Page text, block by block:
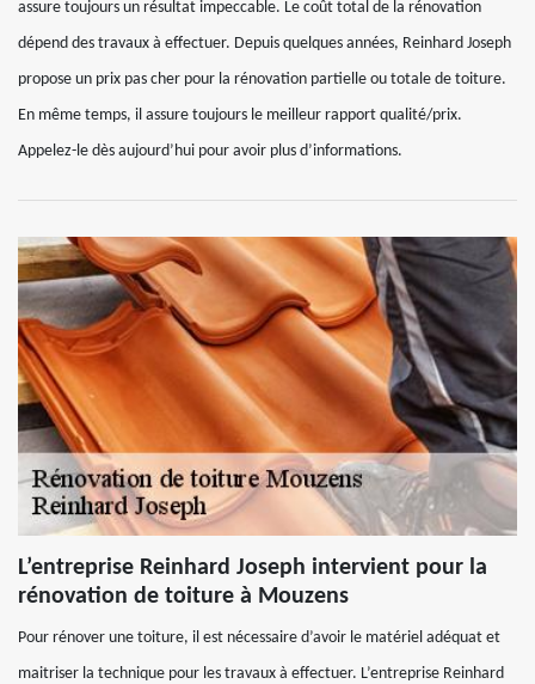
assure toujours un résultat impeccable. Le coût total de la rénovation
dépend des travaux à effectuer. Depuis quelques années, Reinhard Joseph
propose un prix pas cher pour la rénovation partielle ou totale de toiture.
En même temps, il assure toujours le meilleur rapport qualité/prix.
Appelez-le dès aujourd’hui pour avoir plus d’informations.
L’entreprise Reinhard Joseph intervient pour la
rénovation de toiture à Mouzens
Pour rénover une toiture, il est nécessaire d’avoir le matériel adéquat et
maitriser la technique pour les travaux à effectuer. L’entreprise Reinhard